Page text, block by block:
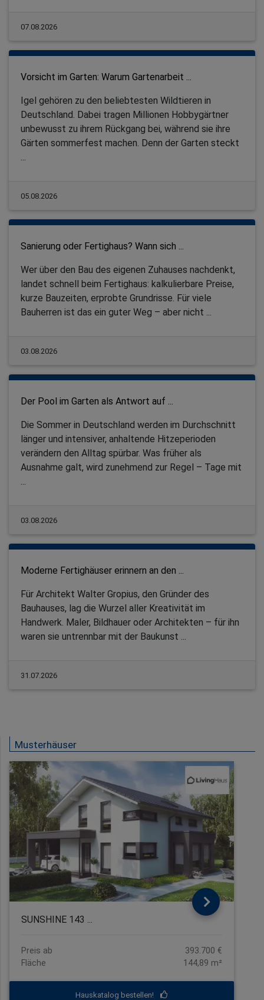
07.08.2026
Vorsicht im Garten: Warum Gartenarbeit ...
Igel gehören zu den beliebtesten Wildtieren in
Deutschland. Dabei tragen Millionen Hobbygärtner
unbewusst zu ihrem Rückgang bei, während sie ihre
Gärten sommerfest machen. Denn der Garten steckt
05.08.2026
Sanierung oder Fertighaus? Wann sich ...
Wer über den Bau des eigenen Zuhauses nachdenkt,
landet schnell beim Fertighaus: kalkulierbare Preise,
kurze Bauzeiten, erprobte Grundrisse. Für viele
Bauherren ist das ein guter Weg – aber nicht ...
03.08.2026
Der Pool im Garten als Antwort auf ...
Die Sommer in Deutschland werden im Durchschnitt
länger und intensiver, anhaltende Hitzeperioden
verändern den Alltag spürbar. Was früher als
Ausnahme galt, wird zunehmend zur Regel – Tage mit
03.08.2026
Moderne Fertighäuser erinnern an den ...
Für Architekt Walter Gropius, den Gründer des
Bauhauses, lag die Wurzel aller Kreativität im
Handwerk. Maler, Bildhauer oder Architekten – für ihn
waren sie untrennbar mit der Baukunst ...
31.07.2026
Musterhäuser
SUNSHINE 143 ...
Preis ab
393.700 €
Fläche
144,89 m²
Hauskatalog bestellen!